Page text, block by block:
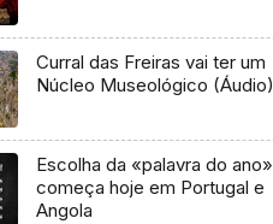
Curral das Freiras vai ter um
Núcleo Museológico (Áudio)
Escolha da «palavra do ano»
começa hoje em Portugal e
Angola